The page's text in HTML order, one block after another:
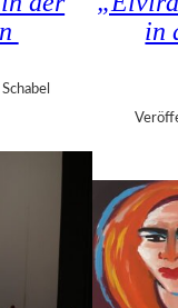
D
T
O
N
Z
E
R
H
I
N
H
V
I
L
I
in